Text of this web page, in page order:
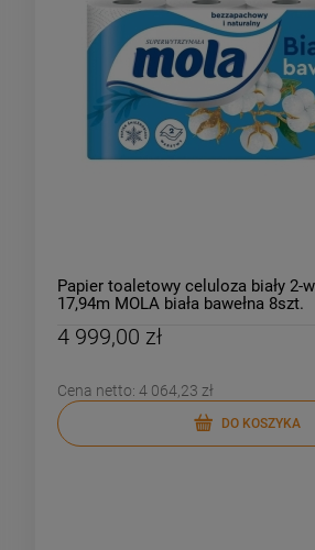
Papier toaletowy celuloza biały 2-
17,94m MOLA biała bawełna 8szt.
4 999,00 zł
Cena netto: 4 064,23 zł
DO KOSZYKA